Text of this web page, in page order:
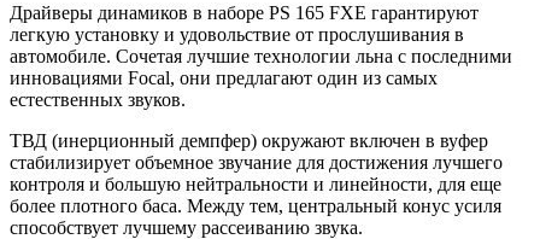
Драйверы динамиков в наборе PS 165 FXE гарантируют
легкую установку и удовольствие от прослушивания в
автомобиле. Сочетая лучшие технологии льна с последними
инновациями Focal, они предлагают один из самых
естественных звуков.
ТВД (инерционный демпфер) окружают включен в вуфер
стабилизирует объемное звучание для достижения лучшего
контроля и большую нейтральности и линейности, для еще
более плотного баса. Между тем, центральный конус усиля
способствует лучшему рассеиванию звука.